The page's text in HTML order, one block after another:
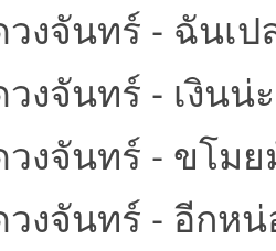
งจันทร์ - ฉันเป
งจันทร์ - เงินน่
งจันทร์ - ขโม
งจันทร์ - อีกห